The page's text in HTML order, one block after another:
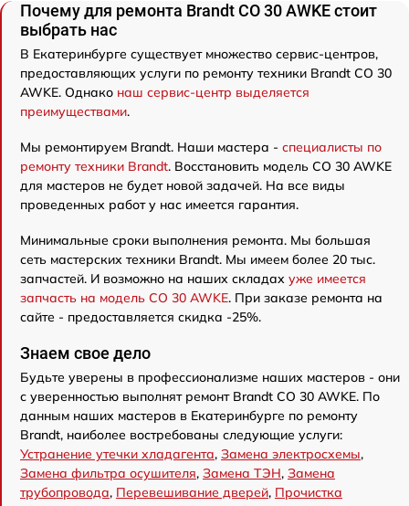
Почему для ремонта Brandt CO 30 AWKE стоит
выбрать нас
В Екатеринбурге существует множество сервис-центров,
предоставляющих услуги по ремонту техники Brandt CO 30
AWKE. Однако наш сервис-центр выделяется
преимуществами.
Мы ремонтируем Brandt. Наши мастера - специалисты по
ремонту техники Brandt. Восстановить модель CO 30 AWKE
для мастеров не будет новой задачей. На все виды
проведенных работ у нас имеется гарантия.
Минимальные сроки выполнения ремонта. Мы большая
сеть мастерских техники Brandt. Мы имеем более 20 тыс.
запчастей. И возможно на наших складах уже имеется
запчасть на модель CO 30 AWKE. При заказе ремонта на
сайте - предоставляется скидка -25%.
Знаем свое дело
Будьте уверены в профессионализме наших мастеров - они
с уверенностью выполнят ремонт Brandt CO 30 AWKE. По
данным наших мастеров в Екатеринбурге по ремонту
Brandt, наиболее востребованы следующие услуги:
Устранение утечки хладагента, Замена электросхемы,
Замена фильтра осушителя, Замена ТЭН, Замена
трубопровода, Перевешивание дверей, Прочистка